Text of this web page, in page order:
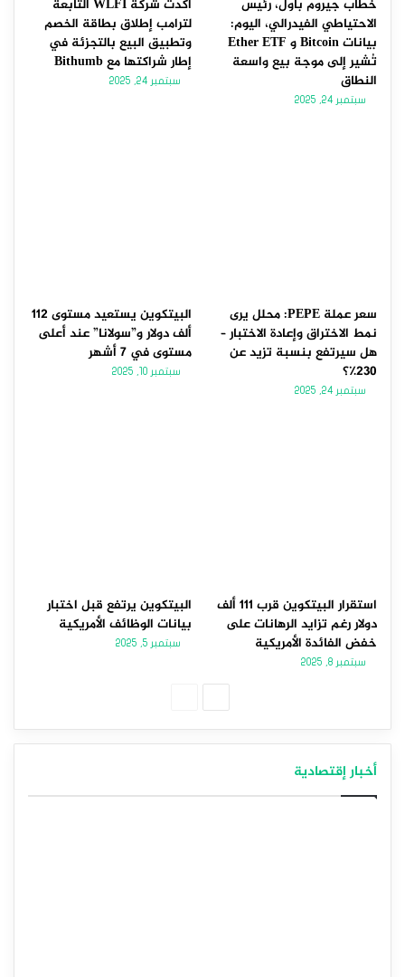
خطاب جيروم باول، رئيس
الاحتياطي الفيدرالي، اليوم:
بيانات Bitcoin و Ether ETF
تُشير إلى موجة بيع واسعة
النطاق
سبتمبر 24, 2025
أكدت شركة WLFI التابعة
لترامب إطلاق بطاقة الخصم
وتطبيق البيع بالتجزئة في
إطار شراكتها مع Bithumb
سبتمبر 24, 2025
سعر عملة PEPE: محلل يرى
نمط الاختراق وإعادة الاختبار –
هل سيرتفع بنسبة تزيد عن
230٪؟
سبتمبر 24, 2025
البيتكوين يستعيد مستوى 112
ألف دولار و”سولانا” عند أعلى
مستوى في 7 أشهر
سبتمبر 10, 2025
استقرار البيتكوين قرب 111 ألف
دولار رغم تزايد الرهانات على
خفض الفائدة الأمريكية
سبتمبر 8, 2025
البيتكوين يرتفع قبل اختبار
بيانات الوظائف الأمريكية
سبتمبر 5, 2025
أخبار إقتصادية